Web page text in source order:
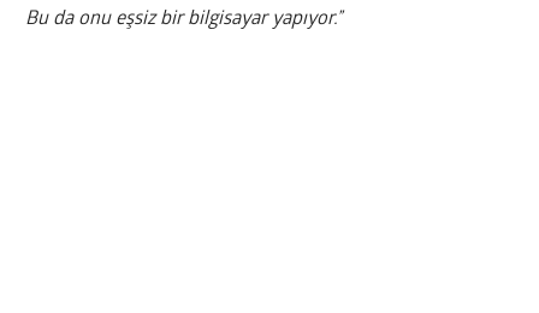
Bu da onu eşsiz bir bilgisayar yapıyor.”